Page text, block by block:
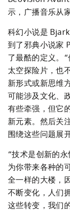
示，广播音乐从
科幻小说是
到了邪典小说家
了最酷的定义。
太空探险片，也
新形式或新思维
可能涉及文化、
有些牵强，但它
新元素。然后关
围绕这些问题展
“技术是创新的
为你带来各种的
全一样的大楼，
不断变化，人们
这些转变，我们